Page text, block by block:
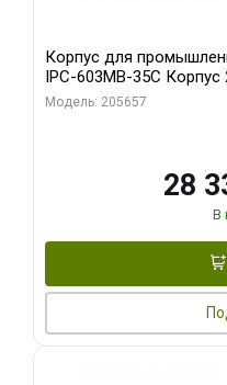
Корпус для
IPC-603MB-35C
for ATX/MicroATX
Модель: 205657
28
В